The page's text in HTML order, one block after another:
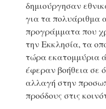
δημιούργησαν
για τα πολυάριθμα
προγράμματα που
την Εκκλησία, τα
τώρα εκατομμύρια
έφεραν βοήθεια σε
αλλαγή στην
προόδους στις